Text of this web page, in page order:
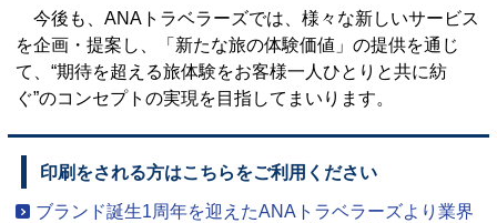
今後も、ANAトラベラーズでは、様々な新しいサービス
を企画・提案し、「新たな旅の体験価値」の提供を通じ
て、“期待を超える旅体験をお客様一人ひとりと共に紡
ぐ”のコンセプトの実現を目指してまいります。
印刷をされる方はこちらをご利用ください
ブランド誕生1周年を迎えたANAトラベラーズより業界